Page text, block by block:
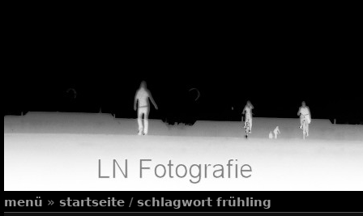
menü » startseite/ schlagwort frühling